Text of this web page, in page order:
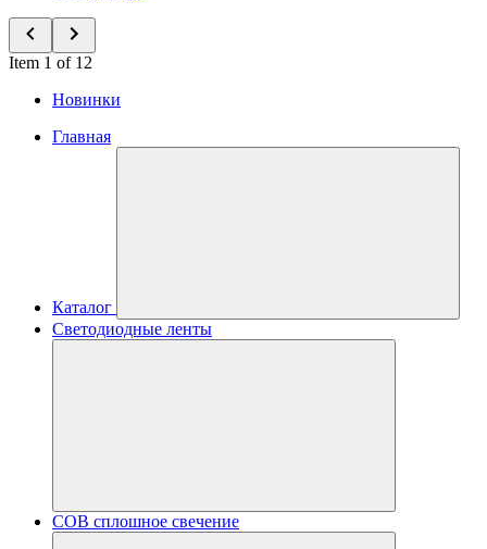
Item 1 of 12
Новинки
Главная
Каталог
Светодиодные ленты
COB сплошное свечение